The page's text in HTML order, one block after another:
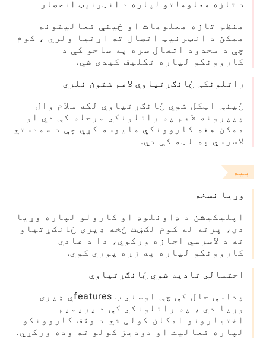
د تازه معلوماتو لپاره د انټرنیټ انحصار
منظم تازه معلومات او ځینې فعالیتونه
ممکن د انټرنیټ اتصال ته اړتیا ولري ، کوم
چې د محدود اتصال سره په ساحو کې د
کاروونکو لپاره تکلیف کیدی شي.
راتلونکی ځانګړتیاوې لاهم شتون نلري
ځینې اټکل شوي ځانګړتیاوې لکه سلام وال
پیپرونه لاهم په راتلونکي مرحله کې دي او
ممکن هغه کاروونکي مایوسه کړي چې د سمدستي
لاسرسي په لټه کې دي.
بیه
وړیا نسخه
اپلیکیشن د ډاونلوډ او کارولو لپاره وړیا
دی، پرته له کوم لګښت څخه ډیری ځانګړتیاو
ته د لاسرسي اجازه ورکوي، دا د عادي
کاروونکو لپاره په زړه پوري کوي.
احتمالي تادیه شوي ځانګړتیاوې
پداسې حال کې چې اوسني ب featuresې ډیری
وړیا دي ، په راتلونکي کې د پریمیم
اختیارونو امکان کولی شي د وقف کاروونکو
لپاره فعالیت او دودیز کولو ته وده ورکړي.